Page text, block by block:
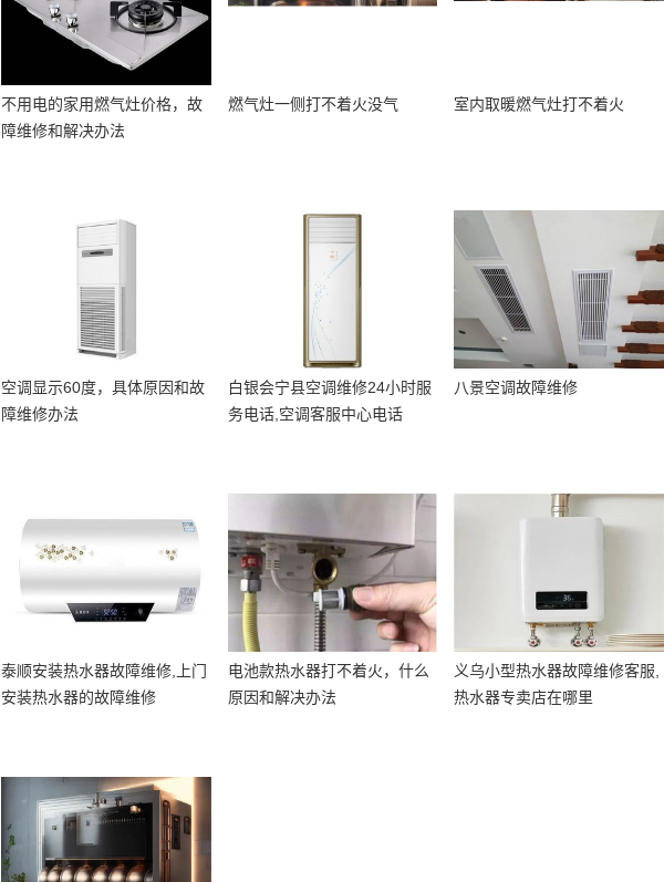
不用电的家用燃气灶价格，故
障维修和解决办法
燃气灶一侧打不着火没气 室内取暖燃气灶打不着火
空调显示60度，具体原因和故
障维修办法
白银会宁县空调维修24小时服
务电话,空调客服中心电话
八景空调故障维修
泰顺安装热水器故障维修,上门
安装热水器的故障维修
电池款热水器打不着火，什么
原因和解决办法
义乌小型热水器故障维修客服,
热水器专卖店在哪里